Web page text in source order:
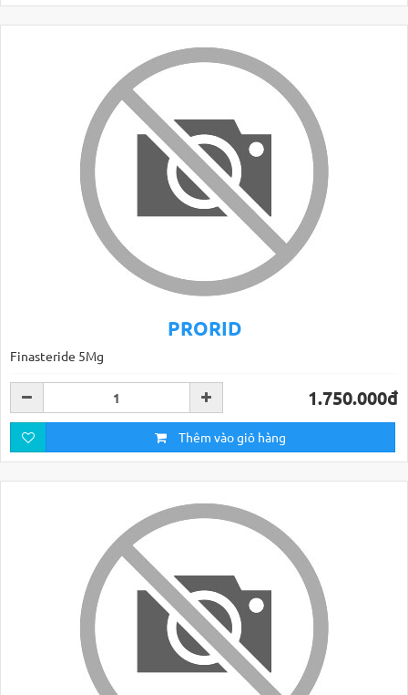
PRORID
Finasteride 5Mg
1.750.000đ
Thêm vào giỏ hàng